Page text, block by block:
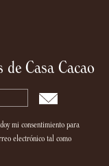
de los
casos en los que la
aquellos otros